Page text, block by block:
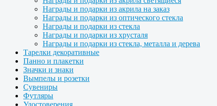
Награды и подарки из акрила на заказ
Награды и подарки из оптического стекла
Награды и подарки из стекла
Награды и подарки из хрусталя
Награды и подарки из стекла, металла и дерева
Тарелки декоративные
Панно и плакетки
Значки и знаки
Вымпелы и розетки
Сувениры
Футляры
Удостоверения